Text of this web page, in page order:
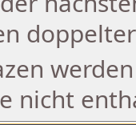
nicht